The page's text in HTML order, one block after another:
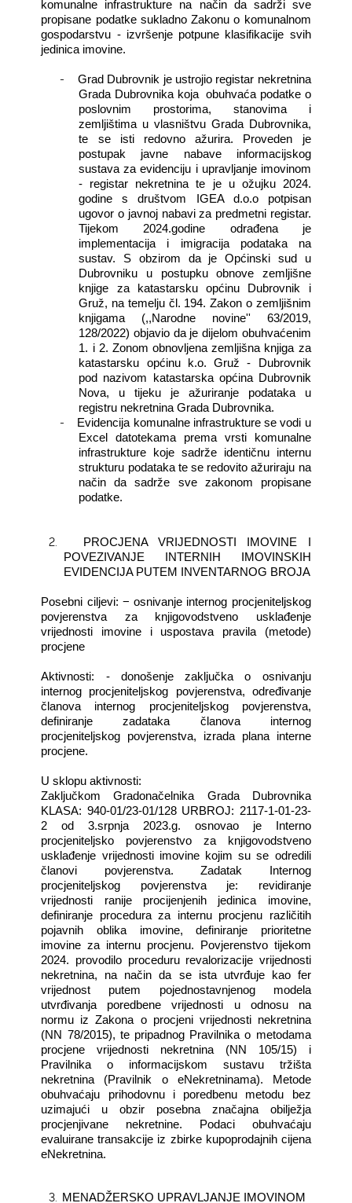
komunalne infrastrukture na način da sadrži sve
propisane podatke sukladno Zakonu o komunalnom
gospodarstvu - izvršenje potpune klasifikacije svih
jedinica imovine.
-
Grad Dubrovnik je ustrojio registar nekretnina
Grada Dubrovnika koja obuhvaća podatke o
poslovnim prostorima, stanovima i
zemljištima u vlasništvu Grada Dubrovnika,
te se isti redovno ažurira. Proveden je
postupak javne nabave informacijskog
sustava za evidenciju i upravljanje imovinom
- registar nekretnina te je u ožujku 2024.
godine s društvom IGEA d.o.o potpisan
ugovor o javnoj nabavi za predmetni registar.
Tijekom 2024.godine odrađena je
implementacija i imigracija podataka na
sustav. S obzirom da je Općinski sud u
Dubrovniku u postupku obnove zemljišne
knjige za katastarsku općinu Dubrovnik i
Gruž, na temelju čl. 194. Zakon o zemljišnim
knjigama (,,Narodne novine'' 63/2019,
128/2022) objavio da je dijelom obuhvaćenim
1. i 2. Zonom obnovljena zemljišna knjiga za
katastarsku općinu k.o. Gruž - Dubrovnik
pod nazivom katastarska općina Dubrovnik
Nova, u tijeku je ažuriranje podataka u
registru nekretnina Grada Dubrovnika.
-
Evidencija komunalne infrastrukture se vodi u
Excel datotekama prema vrsti komunalne
infrastrukture koje sadrže identičnu internu
strukturu podataka te se redovito ažuriraju na
način da sadrže sve zakonom propisane
podatke.
2.
PROCJENA VRIJEDNOSTI IMOVINE I
POVEZIVANJE INTERNIH IMOVINSKIH
EVIDENCIJA PUTEM INVENTARNOG BROJA
Posebni ciljevi: − osnivanje internog procjeniteljskog
povjerenstva za knjigovodstveno usklađenje
vrijednosti imovine i uspostava pravila (metode)
procjene
Aktivnosti: - donošenje zaključka o osnivanju
internog procjeniteljskog povjerenstva, određivanje
članova internog procjeniteljskog povjerenstva,
definiranje zadataka članova internog
procjeniteljskog povjerenstva, izrada plana interne
procjene.
U sklopu aktivnosti:
Zaključkom Gradonačelnika Grada Dubrovnika
KLASA: 940-01/23-01/128 URBROJ: 2117-1-01-23-
2 od 3.srpnja 2023.g. osnovao je Interno
procjeniteljsko povjerenstvo za knjigovodstveno
usklađenje vrijednosti imovine kojim su se odredili
članovi povjerenstva.Zadatak Internog
procjeniteljskog povjerenstva je: revidiranje
vrijednosti ranije procijenjenih jedinica imovine,
definiranje procedura za internu procjenu različitih
pojavnih oblika imovine, definiranje prioritetne
imovine za internu procjenu.
Povjerenstvo tijekom
2024. provodilo proceduru revalorizacije vrijednosti
nekretnina, na način da se ista utvrđuje kao fer
vrijednost putem pojednostavnjenog modela
utvrđivanja poredbene vrijednosti u odnosu na
normu iz Zakona o procjeni vrijednosti nekretnina
(NN 78/2015), te pripadnog Pravilnika o metodama
procjene vrijednosti nekretnina (NN 105/15) i
Pravilnika o informacijskom sustavu tržišta
nekretnina (Pravilnik o eNekretninama). Metode
obuhvaćaju prihodovnu i poredbenu metodu bez
uzimajući u obzir posebna značajna obilježja
procjenjivane nekretnine. Podaci obuhvaćaju
evaluirane transakcije iz zbirke kupoprodajnih cijena
eNekretnina.
3. MENADŽERSKO UPRAVLJANJE IMOVINOM